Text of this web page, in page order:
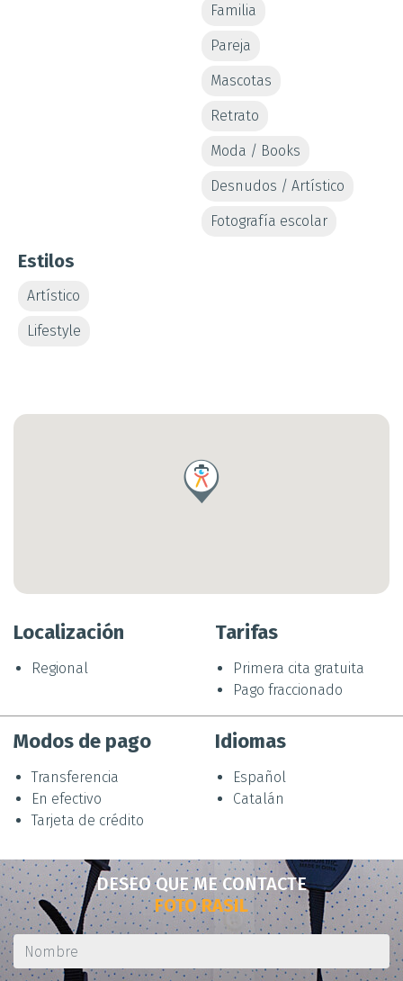
Familia
Pareja
Mascotas
Retrato
Moda / Books
Desnudos / Artístico
Fotografía escolar
Estilos
Artístico
Lifestyle
EMAIL
Localización
Regional
Tarifas
Primera cita gratuita
Pago fraccionado
Modos de pago
Transferencia
En efectivo
Tarjeta de crédito
Idiomas
Español
Catalán
DESEO QUE ME CONTACTE
FOTO RASIL